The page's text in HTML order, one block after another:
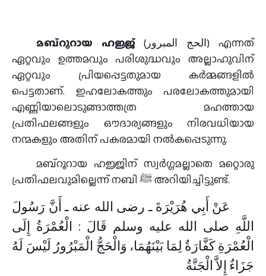
മബ്‌റൂറായ ഹജ്ജ്(الحج المبرور) എന്നത്
ഏറ്റവും ഉത്തമവും പരിശുദ്ധവും അല്ലാഹുവിന്
ഏറ്റവും പ്രിയപ്പെട്ടതുമായ കർമ്മങ്ങളിൽ
പെട്ടതാണ്. ഇഹലോകത്തും പരലോകത്തുമായി
എണ്ണിയാലൊടുങ്ങാത്തത്ര മഹത്തായ
പ്രതിഫലങ്ങളും ഔദാര്യങ്ങളും നിരവധിയായ
നന്മകളും അതിന് പകരമായി നൽകപ്പെടുന്നു.
മബ്‌റൂറായ ഹജ്ജിന് സ്വർഗ്ഗമല്ലാതെ മറ്റൊരു
പ്രതിഫലവുമില്ലെന്ന് നബി ﷺ അറിയിച്ചിട്ടുണ്ട്.
عَنْ أَبِي هُرَيْرَةَ ـ رضى الله عنه ـ أَنَّ رَسُولَ
اللَّهِ صلى الله عليه وسلم قَالَ : الْعُمْرَةُ إِلَى
الْعُمْرَةِ كَفَّارَةٌ لِمَا بَيْنَهُمَا، وَالْحَجُّ الْمَبْرُورُ لَيْسَ لَهُ
جَزَاءٌ إِلاَّ الْجَنَّةُ